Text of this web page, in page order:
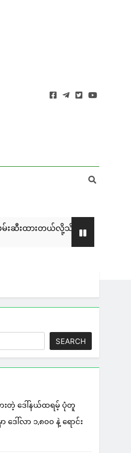
သိရ စစ်ကော်မရှင်နဲ့
1 Day Ago
SEARCH
ထားတဲ့ ဒေါ်နယ်ထရမ့် ပုံတူ
ဒေါ်လာ ၁,၈၀၀ နဲ့ ရောင်း